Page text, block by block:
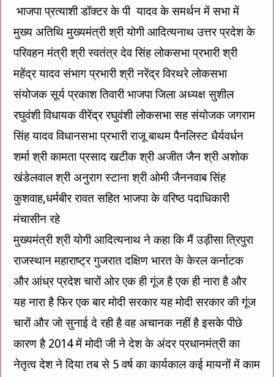
भाजपा प्रत्याशी डॉक्टर के पी यादव के समर्थन में सभा में
मुख्य अतिथि मुख्यमंत्री श्री योगी आदित्यनाथ उत्तर प्रदेश के
परिवहन मंत्री श्री स्वतंत्र देव सिंह लोकसभा प्रभारी श्री
महेंद्र यादव संभाग प्रभारी श्री नरेंद्र विरथरे लोकसभा
संयोजक सूर्य प्रकाश तिवारी भाजपा जिला अध्यक्ष सुशील
रघुवंशी विधायक वीरेंद्र रघुवंशी लोकसभा सह संयोजक जगराम
सिंह यादव विधानसभा प्रभारी राजू बाथम पैनलिस्ट धैर्यवर्धन
शर्मा श्री कामता प्रसाद खटीक श्री अजीत जैन श्री अशोक
खंडेलवाल श्री अनुराग स्टाना श्री ओमी जैननवाब सिंह
कुशवाह,धर्मबीर रावत सहित भाजपा के वरिष्ठ पदाधिकारी
मंचासीन रहे
मुख्यमंत्री श्री योगी आदित्यनाथ ने कहा कि मैं उड़ीसा त्रिपुरा
राजस्थान महाराष्ट्र गुजरात दक्षिण भारत के केरल कर्नाटक
और आंध्र प्रदेश चारों ओर एक ही गूंज है एक ही नारा है और
यह नारा है फिर एक बार मोदी सरकार यह मोदी सरकार की गूंज
चारों और जो सुनाई दे रही है वह अचानक नहीं है इसके पीछे
कारण है 2014 में मोदी जी ने देश के अंदर प्रधानमंत्री का
नेतृत्व देश ने दिया तब से 5 वर्ष का कार्यकाल कई मायनों में काम